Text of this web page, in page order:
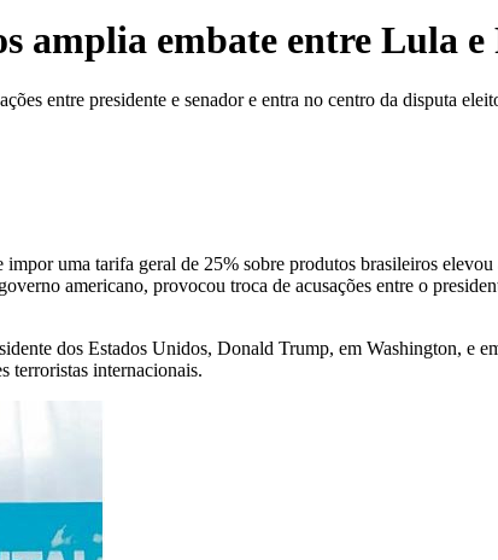
amplia embate entre Lula
entre presidente e senador e entra no centro da disputa
uma tarifa geral de 25% sobre produtos brasileiros
americano, provocou troca de acusações entre o
dos Estados Unidos, Donald Trump, em Washington, e
terroristas internacionais.